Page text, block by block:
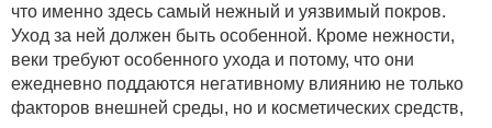
что именно здесь самый нежный и уязвимый покров.
Уход за ней должен быть особенной. Кроме нежности,
веки требуют особенного ухода и потому, что они
ежедневно поддаются негативному влиянию не только
факторов внешней среды, но и косметических средств,